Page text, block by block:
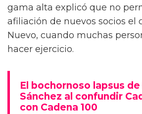
gama alta explicó que no
afiliación de nuevos socios el
Nuevo, cuando muchas
hacer ejercicio.
El bochornoso lapsus
Sánchez al confundir
con Cadena 100